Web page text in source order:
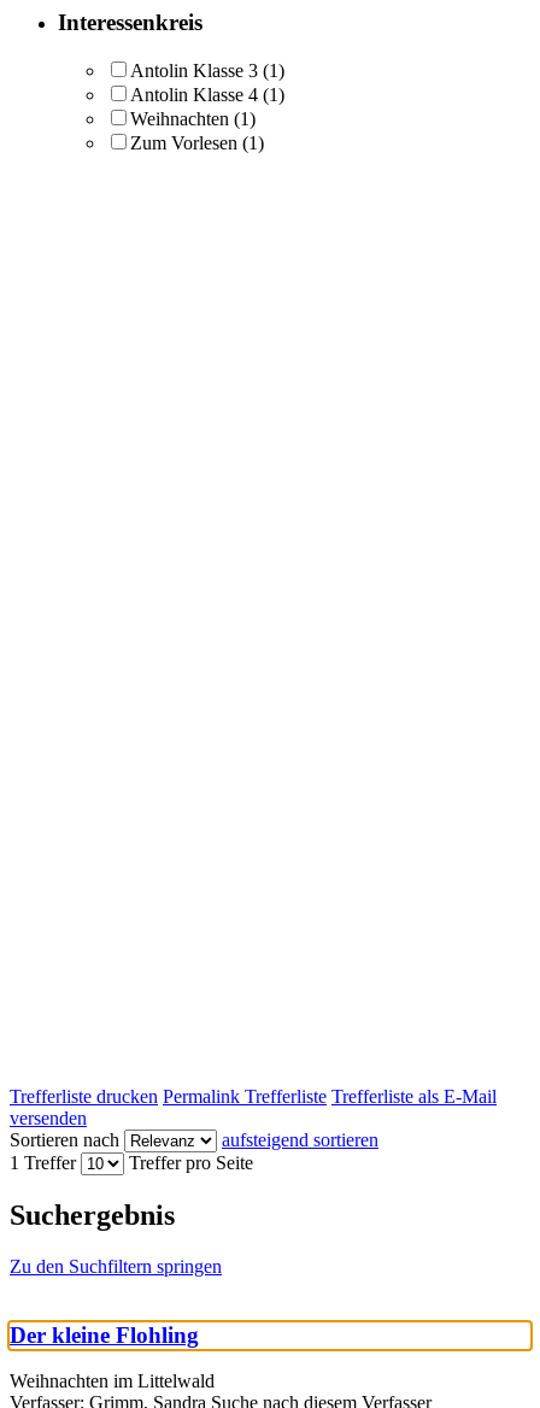
Interessenkreis
Antolin Klasse 3 (1)
Antolin Klasse 4 (1)
Weihnachten (1)
Zum Vorlesen (1)
Trefferliste drucken Permalink Trefferliste Trefferliste als E-Mail
versenden
Sortieren nach
aufsteigend sortieren
1 Treffer
Treffer pro Seite
Suchergebnis
Zu den Suchfiltern springen
Der kleine Flohling
Weihnachten im Littelwald
Verfasser: Grimm, Sandra Suche nach diesem Verfasser